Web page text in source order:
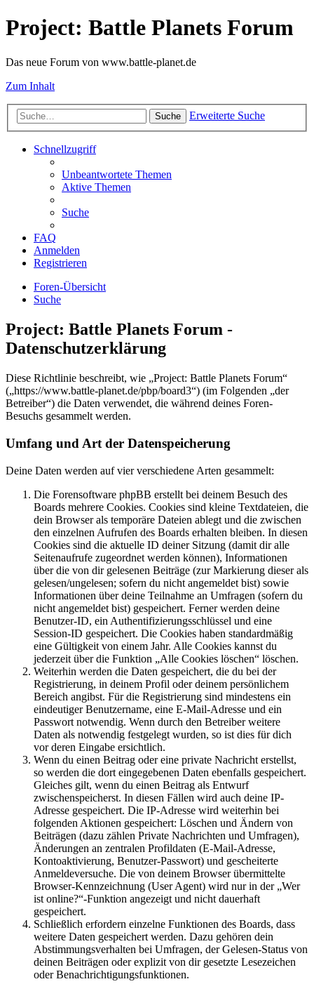
Project: Battle Planets Forum
Das neue Forum von www.battle-planet.de
Zum Inhalt
Suche Erweiterte Suche
Schnellzugriff
Unbeantwortete Themen
Aktive Themen
Suche
FAQ
Anmelden
Registrieren
Foren-Übersicht
Suche
Project: Battle Planets Forum -
Datenschutzerklärung
Diese Richtlinie beschreibt, wie „Project: Battle Planets Forum“
(„https://www.battle-planet.de/pbp/board3“) (im Folgenden „der
Betreiber“) die Daten verwendet, die während deines Foren-
Besuchs gesammelt werden.
Umfang und Art der Datenspeicherung
Deine Daten werden auf vier verschiedene Arten gesammelt:
Die Forensoftware phpBB erstellt bei deinem Besuch des
Boards mehrere Cookies. Cookies sind kleine Textdateien, die
dein Browser als temporäre Dateien ablegt und die zwischen
den einzelnen Aufrufen des Boards erhalten bleiben. In diesen
Cookies sind die aktuelle ID deiner Sitzung (damit dir alle
Seitenaufrufe zugeordnet werden können), Informationen
über die von dir gelesenen Beiträge (zur Markierung dieser als
gelesen/ungelesen; sofern du nicht angemeldet bist) sowie
Informationen über deine Teilnahme an Umfragen (sofern du
nicht angemeldet bist) gespeichert. Ferner werden deine
Benutzer-ID, ein Authentifizierungsschlüssel und eine
Session-ID gespeichert. Die Cookies haben standardmäßig
eine Gültigkeit von einem Jahr. Alle Cookies kannst du
jederzeit über die Funktion „Alle Cookies löschen“ löschen.
Weiterhin werden die Daten gespeichert, die du bei der
Registrierung, in deinem Profil oder deinem persönlichem
Bereich angibst. Für die Registrierung sind mindestens ein
eindeutiger Benutzername, eine E-Mail-Adresse und ein
Passwort notwendig. Wenn durch den Betreiber weitere
Daten als notwendig festgelegt wurden, so ist dies für dich
vor deren Eingabe ersichtlich.
Wenn du einen Beitrag oder eine private Nachricht erstellst,
so werden die dort eingegebenen Daten ebenfalls gespeichert.
Gleiches gilt, wenn du einen Beitrag als Entwurf
zwischenspeicherst. In diesen Fällen wird auch deine IP-
Adresse gespeichert. Die IP-Adresse wird weiterhin bei
folgenden Aktionen gespeichert: Löschen und Ändern von
Beiträgen (dazu zählen Private Nachrichten und Umfragen),
Änderungen an zentralen Profildaten (E-Mail-Adresse,
Kontoaktivierung, Benutzer-Passwort) und gescheiterte
Anmeldeversuche. Die von deinem Browser übermittelte
Browser-Kennzeichnung (User Agent) wird nur in der „Wer
ist online?“-Funktion angezeigt und nicht dauerhaft
gespeichert.
Schließlich erfordern einzelne Funktionen des Boards, dass
weitere Daten gespeichert werden. Dazu gehören dein
Abstimmungsverhalten bei Umfragen, der Gelesen-Status von
deinen Beiträgen oder explizit von dir gesetzte Lesezeichen
oder Benachrichtigungsfunktionen.